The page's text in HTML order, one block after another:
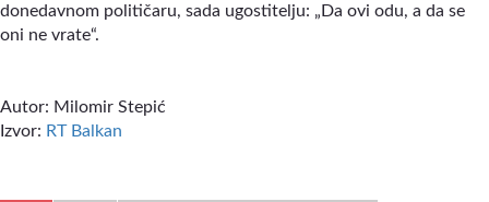
donedavnom političaru, sada ugostitelju: „Da ovi odu, a da se
oni ne vrate“.
Autor: Milomir Stepić
Izvor: RT Balkan